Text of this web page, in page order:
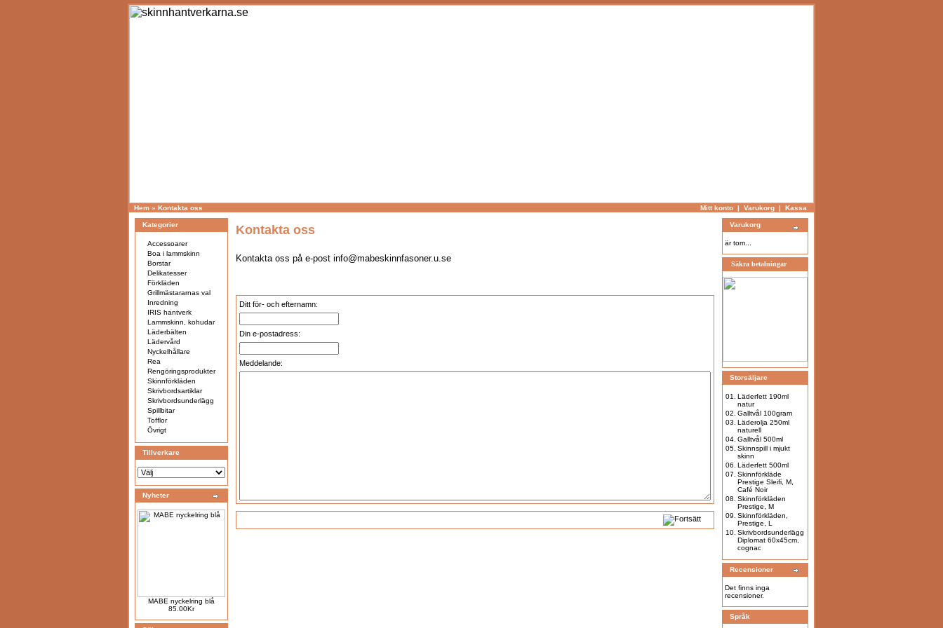
Hem » Kontakta oss Mitt konto | Varukorg | Kassa
Kategorier
Accessoarer
Boa i lammskinn
Borstar
Delikatesser
Förkläden
Grillmästararnas val
Inredning
IRIS hantverk
Lammskinn, kohudar
Läderbälten
Lädervård
Nyckelhållare
Rea
Rengöringsprodukter
Skinnförkläden
Skrivbordsartiklar
Skrivbordsunderlägg
Spillbitar
Tofflor
Övrigt
Tillverkare
Nyheter
MABE nyckelring blå
85.00Kr
Kontakta oss
Kontakta oss på e-post info@mabeskinnfasoner.u.se
Ditt för- och efternamn:
Din e-postadress:
Meddelande:
Varukorg
är tom...
Säkra betalningar
Storsäljare
01.
Läderfett 190ml
natur
02. Galltvål 100gram
03. Läderolja 250ml
naturell
04. Galltvål 500ml
05. Skinnspill i mjukt
skinn
06. Läderfett 500ml
07. Skinnförkläde
Prestige Sleifi, M,
Café Noir
08. Skinnförkläden
Prestige, M
09. Skinnförkläden,
Prestige, L
10. Skrivbordsunderlägg
Diplomat 60x45cm,
cognac
Recensioner
Det finns inga
recensioner.
Språk